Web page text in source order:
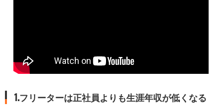
1.フリーターは正社員よりも生涯年収が低くなる